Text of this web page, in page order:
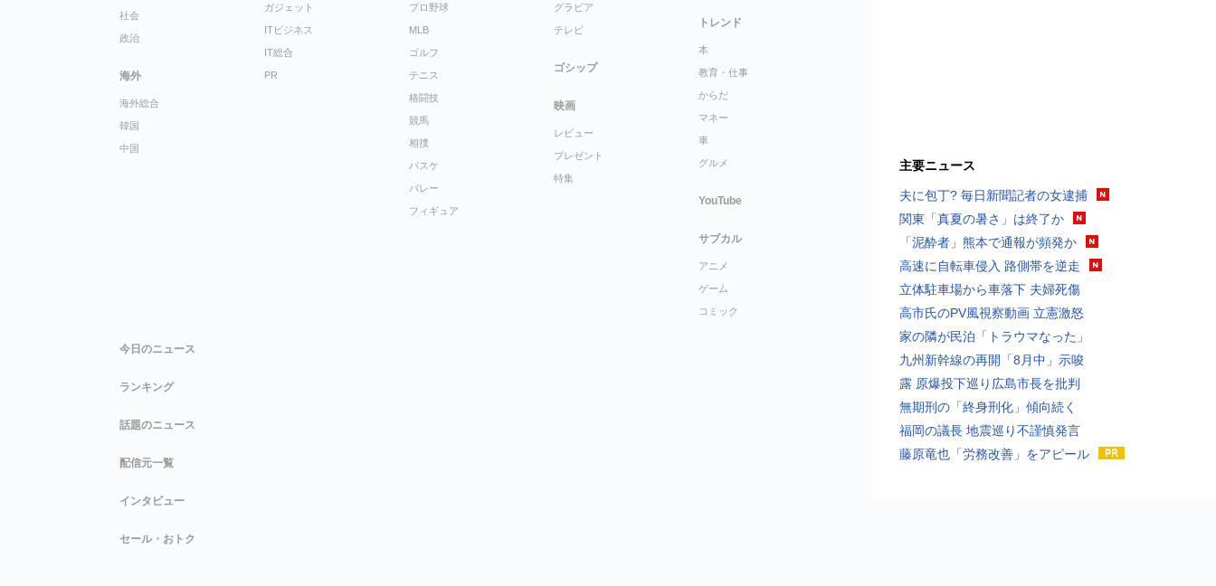
主要ニュース
夫に包丁? 毎日新聞記者の女逮捕
関東「真夏の暑さ」は終了か
「泥酔者」熊本で通報が頻発か
高速に自転車侵入 路側帯を逆走
立体駐車場から車落下 夫婦死傷
高市氏のPV風視察動画 立憲激怒
家の隣が民泊「トラウマなった」
九州新幹線の再開「8月中」示唆
露 原爆投下巡り広島市長を批判
無期刑の「終身刑化」傾向続く
福岡の議長 地震巡り不謹慎発言
藤原竜也「労務改善」をアピール
社会
政治
海外
海外総合
韓国
中国
ガジェット
ITビジネス
IT総合
PR
プロ野球
MLB
ゴルフ
テニス
格闘技
競馬
相撲
バスケ
バレー
フィギュア
グラビア
テレビ
ゴシップ
映画
レビュー
プレゼント
特集
トレンド
本
教育・仕事
からだ
マネー
車
グルメ
YouTube
サブカル
アニメ
ゲーム
コミック
今日のニュース
ランキング
話題のニュース
配信元一覧
インタビュー
セール・おトク